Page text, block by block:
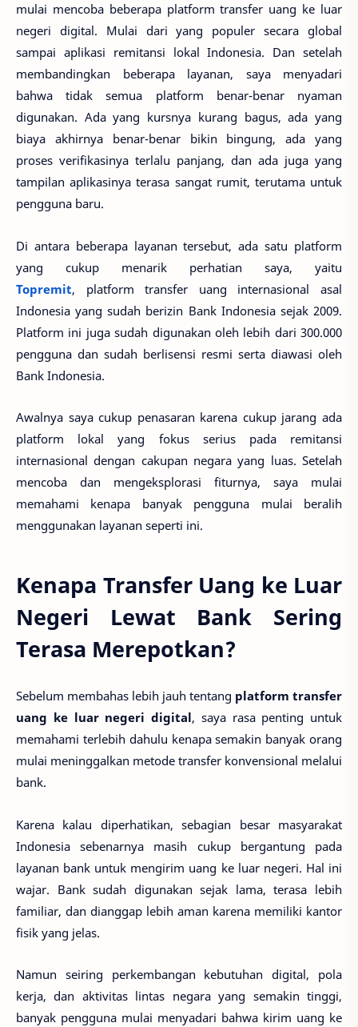
mulai mencoba beberapa platform transfer uang ke luar
negeri digital. Mulai dari yang populer secara global
sampai aplikasi remitansi lokal Indonesia. Dan setelah
membandingkan beberapa layanan, saya menyadari
bahwa tidak semua platform benar-benar nyaman
digunakan. Ada yang kursnya kurang bagus, ada yang
biaya akhirnya benar-benar bikin bingung, ada yang
proses verifikasinya terlalu panjang, dan ada juga yang
tampilan aplikasinya terasa sangat rumit, terutama untuk
pengguna baru.
Di antara beberapa layanan tersebut, ada satu platform
yang cukup menarik perhatian saya, yaitu
Topremit, platform transfer uang internasional asal
Indonesia yang sudah berizin Bank Indonesia sejak 2009.
Platform ini juga sudah digunakan oleh lebih dari 300.000
pengguna dan sudah berlisensi resmi serta diawasi oleh
Bank Indonesia.
Awalnya saya cukup penasaran karena cukup jarang ada
platform lokal yang fokus serius pada remitansi
internasional dengan cakupan negara yang luas. Setelah
mencoba dan mengeksplorasi fiturnya, saya mulai
memahami kenapa banyak pengguna mulai beralih
menggunakan layanan seperti ini.
Kenapa Transfer Uang ke Luar
Negeri Lewat Bank Sering
Terasa Merepotkan?
Sebelum membahas lebih jauh tentang platform transfer
uang ke luar negeri digital, saya rasa penting untuk
memahami terlebih dahulu kenapa semakin banyak orang
mulai meninggalkan metode transfer konvensional melalui
bank.
Karena kalau diperhatikan, sebagian besar masyarakat
Indonesia sebenarnya masih cukup bergantung pada
layanan bank untuk mengirim uang ke luar negeri. Hal ini
wajar. Bank sudah digunakan sejak lama, terasa lebih
familiar, dan dianggap lebih aman karena memiliki kantor
fisik yang jelas.
Namun seiring perkembangan kebutuhan digital, pola
kerja, dan aktivitas lintas negara yang semakin tinggi,
banyak pengguna mulai menyadari bahwa kirim uang ke